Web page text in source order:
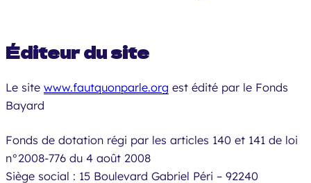
Éditeur du site
Le site www.fautquonparle.org est édité par le Fonds
Bayard
Fonds de dotation régi par les articles 140 et 141 de loi
n°2008-776 du 4 août 2008
Siège social : 15 Boulevard Gabriel Péri – 92240